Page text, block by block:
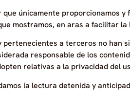
que únicamente proporcionamos
mostramos, en aras a facilitar la
pertenecientes a terceros no han
responsable de los
relativas a la privacidad del
la lectura detenida y